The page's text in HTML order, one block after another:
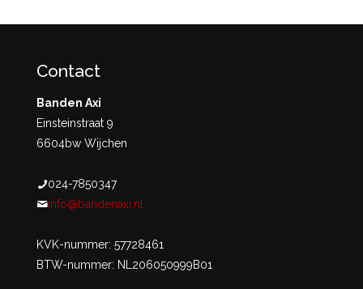
Contact
Banden Axi
Einsteinstraat 9
6604bw Wijchen
024-7850347
info@bandenaxi.nl
KVK-nummer: 57728461
BTW-nummer: NL206050999B01